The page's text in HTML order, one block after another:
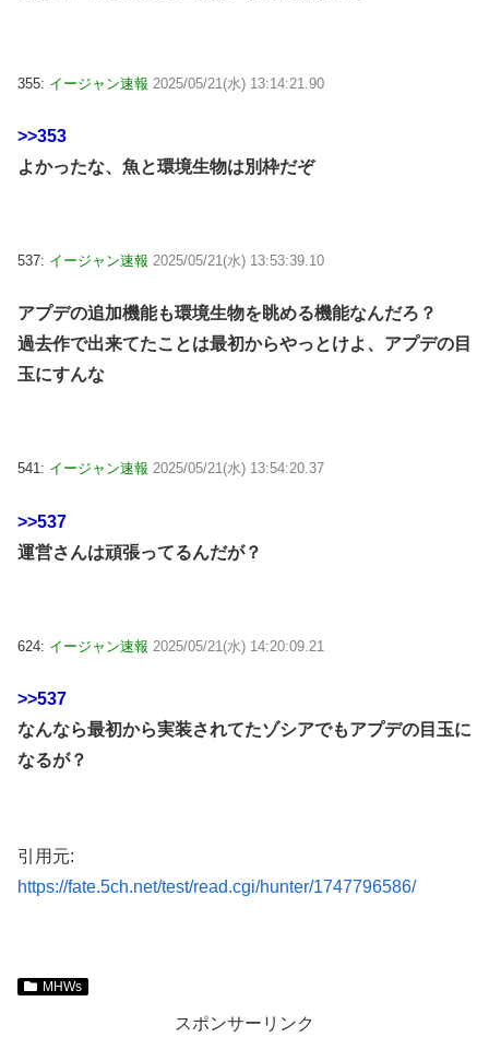
355: イージャン速報 2025/05/21(水) 13:14:21.90
>>353
よかったな、魚と環境生物は別枠だぞ
537: イージャン速報 2025/05/21(水) 13:53:39.10
アプデの追加機能も環境生物を眺める機能なんだろ？
過去作で出来てたことは最初からやっとけよ、アプデの目
玉にすんな
541: イージャン速報 2025/05/21(水) 13:54:20.37
>>537
運営さんは頑張ってるんだが？
624: イージャン速報 2025/05/21(水) 14:20:09.21
>>537
なんなら最初から実装されてたゾシアでもアプデの目玉に
なるが？
引用元:
https://fate.5ch.net/test/read.cgi/hunter/1747796586/
MHWs
スポンサーリンク